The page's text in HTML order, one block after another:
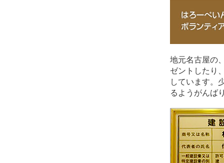
地元名古屋の
ゼントしたり
しています。
るようがんば